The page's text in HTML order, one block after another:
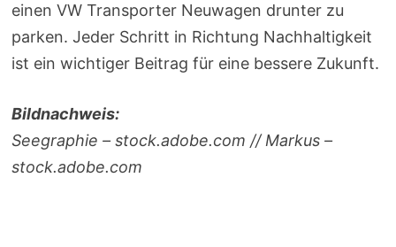
einen VW Transporter Neuwagen drunter zu
parken. Jeder Schritt in Richtung Nachhaltigkeit
ist ein wichtiger Beitrag für eine bessere Zukunft.
Bildnachweis:
Seegraphie – stock.adobe.com // Markus –
stock.adobe.com